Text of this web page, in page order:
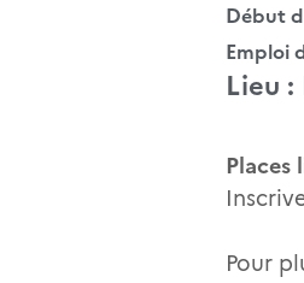
Début
Emploi
Lieu :
Places
Pour